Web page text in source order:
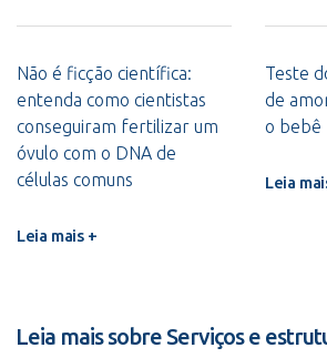
Não é ficção científica:
entenda como cientistas
conseguiram fertilizar um
óvulo com o DNA de
células comuns
Leia mais +
Teste
de
o bebê
Leia
Leia mais sobre Serviços e